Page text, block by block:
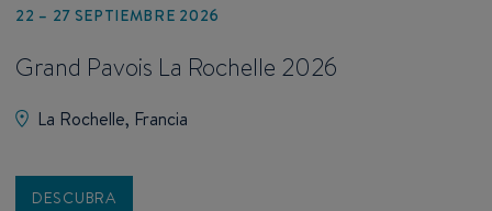
22 – 27 SEPTIEMBRE 2026
Grand Pavois La Rochelle 2026
La Rochelle, Francia
DESCUBRA